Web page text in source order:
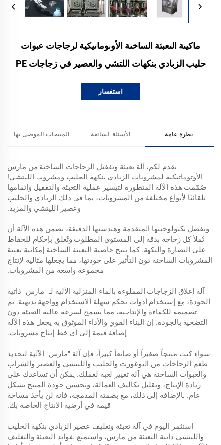
ماكينة التعبئة الساخنة الأوتوماتيكية لزجاجات عبوات
حليب الزبادي بنكهات اللتشي والعصير في زجاجات PE
استفسار
نظرة عامة الأسئلة الشائعة المنتجات الموصى بها
نقدم لكم، آلة تعبئة وتقفيل الزجاجات الساخنة من مارس
الأوتوماتيكية لمشروبات الزبادي بنكهة الحليب ومشروب الليتشي!
صُمّمت هذه الآلة المتطورة لتيسير عملية التعبئة والتقفيل وإتمامها
تلقائيًا لأنواع مختلفة من المشروبات، بما في ذلك الزبادي والحليب
وعصير الليتشي والمزيد.
وبفضل تكنولوجيتها المتقدمة وهندستها الدقيقة، تضمن هذه الآلة أن
تُملأ كل زجاجة بدقة إلى المستوى المطلوب وتُغلق بإحكام للحفاظ
على النضارة والنكهة. كما تتيح خاصية التعبئة الساخنة إمكانية تعبئة
المشروبات الساخنة دون التأثير على جودتها، مما يجعلها مثالية لإنتاج
مجموعة واسعة من المشروبات.
آلة إغلاق الزجاجات المملوءة بالماء المنزلية الآلية لـ "مارس" ذاتية
الجودة، مع إستخدام أدوات تحكم سهلة الاستخدام وواجهة بديهية. تم
تصميمه للكفاءة والإنتاجية، مما يسمح لسرعة عالية التعبئة دون
التضحية بالجودة. إن البناء القوي والأداء الموثوق به يجعل هذه الآلة
إضافة قيمة إلى أي خط إنتاج مشروبات.
سواء كنت منتجاً صغيراً أو صانعاً كبيراً، فإن آلة "مارس" الآلية لتحديد
طعم الزجاجات من اليوغورت والحليب والليتشي والعصير والشراب
والعبوات الساخنة هي آلة تغيير لعبة لعملك. يمكن أن تساعدك على
زيادة الإنتاج، وتقليل تكاليف العمالة، وتحسين جودة المنتج بشكل
عام. بالإضافة إلى ذلك، مع بصمته المدمجة، فإنه لن يأخذ مساحة
قيمة في أرضية الإنتاج الخاصة بك.
استثمر اليوم في آلة تعبئة وتغليف عصير الزبادي بنكهة الحليب
والليتشي ذاتية التعبئة من مارس، واستمتع بفوائد التعبئة والتغليف